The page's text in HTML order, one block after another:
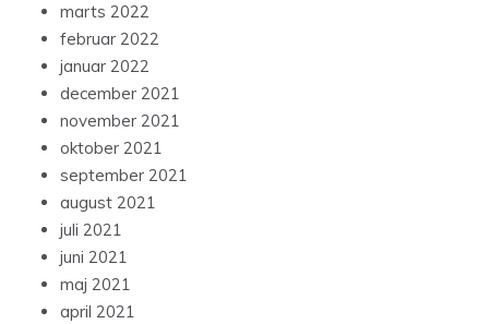
marts 2022
februar 2022
januar 2022
december 2021
november 2021
oktober 2021
september 2021
august 2021
juli 2021
juni 2021
maj 2021
april 2021